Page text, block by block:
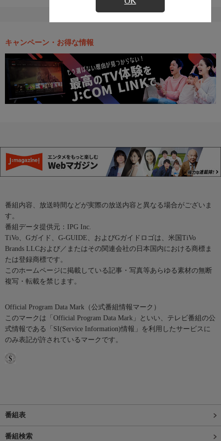
キャンペーン・お得な情報
番組内容、放送時間などが実際の放送内容と異なる場合がございま
す。
番組データ提供元：IPG Inc.
TiVo、Gガイド、G-GUIDE、およびGガイドロゴは、米国TiVo
Brands LLCおよび／またはその関連会社の日本国内における商標ま
たは登録商標です。
このホームページに掲載している記事・写真等あらゆる素材の無断
複写・転載を禁じます。
Official Program Data Mark（公式番組情報マーク）
このマークは「Official Program Data Mark」といい、テレビ番組の公
式情報である「SI(Service Information)情報」を利用したサービスに
のみ表記が許されているマークです。
番組表
番組検索